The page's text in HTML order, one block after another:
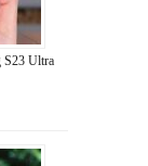
S23 Ultra